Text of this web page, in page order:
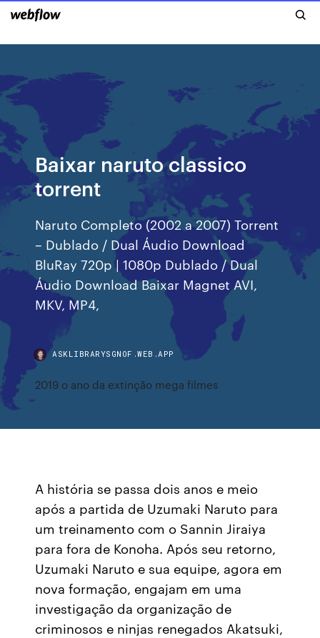
Baixar naruto classico
torrent
Naruto Completo (2002 a 2007) Torrent
– Dublado / Dual Áudio Download
BluRay 720p | 1080p Dublado / Dual
Áudio Download Baixar Magnet AVI,
MKV, MP4,
ASKLIBRARYSGNOF.WEB.APP
2019 o ano da extinção mega filmes
A história se passa dois anos e meio
após a partida de Uzumaki Naruto para
um treinamento com o Sannin Jiraiya
para fora de Konoha. Após seu retorno,
Uzumaki Naruto e sua equipe, agora em
nova formação, engajam em uma
investigação da organização de
criminosos e ninjas renegados Akatsuki,